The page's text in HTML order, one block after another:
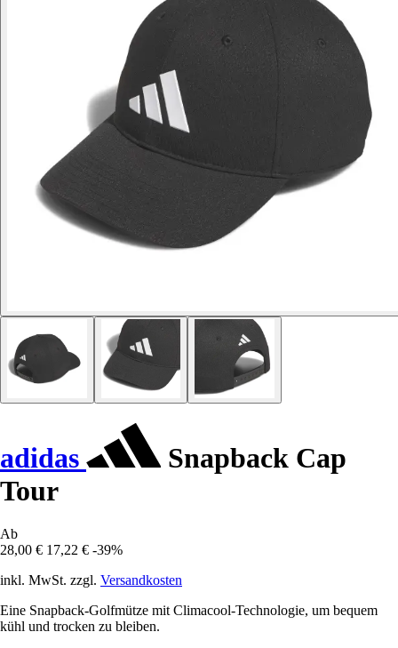
adidas
Snapback Cap
Tour
Ab
28,00 € 17,22 € -39%
inkl. MwSt. zzgl. Versandkosten
Eine Snapback-Golfmütze mit Climacool-Technologie, um bequem
kühl und trocken zu bleiben.